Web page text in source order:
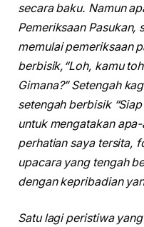
secara baku. Namun
Pemeriksaan Pasukan,
memulai pemeriksaan
berbisik,“Loh, kamu
Gimana?” Setengah
setengah berbisik
untuk mengatakan
perhatian saya tersita,
upacara yang tengah
dengan kepribadian
Satu lagi peristiwa